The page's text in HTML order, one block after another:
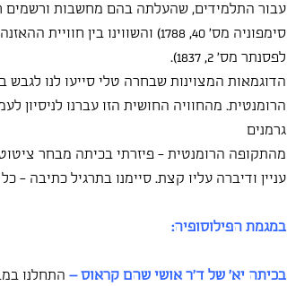
עבור התלמידים, שהעלתה בהם מחשבות ורשמים
סימפוניה מס' 40, 1788) והשווינו
לפסנתר מס' 2, 1837).
הדוגמאות המצוינות שבחרה טלי סייעו לנו
הרומנטית. מהחוויה החושית הזו עברנו לניסיון
גרמנים
מהתקופה הרומנטית - פיזרתי בכיתה מבחר
עניין ודיברה עליו קצת. סיימנו בתרגיל
במגמת הפילוסופיה:
בכיתה יא' של ד"ר אושי שהם קראוס – התחלנו